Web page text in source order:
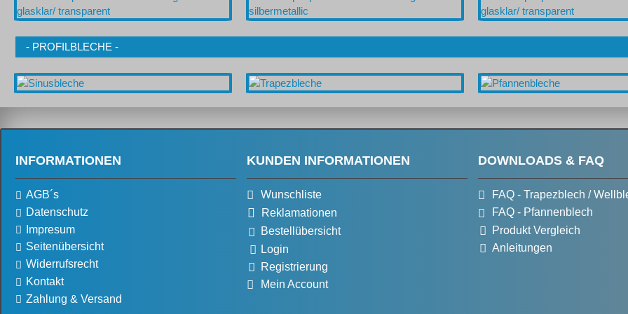
- PROFILBLECHE -
INFORMATIONEN
AGB´s
Datenschutz
Impresum
Seitenübersicht
Widerrufsrecht
Kontakt
Zahlung & Versand
KUNDEN INFORMATIONEN
Wunschliste
Reklamationen
Bestellübersicht
Login
Registrierung
Mein Account
DOWNLOADS & FAQ
FAQ - Trapezblech /
FAQ - Pfannenblech
Produkt Vergleich
Anleitungen